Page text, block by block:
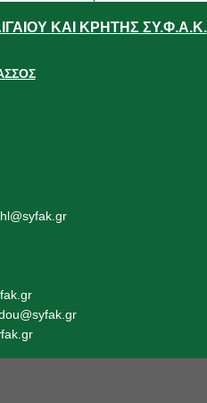
ΚΑΙ ΚΡΗΤΗΣ ΣΥ.Φ.Α.Κ.